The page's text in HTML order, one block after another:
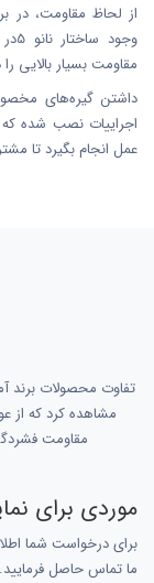
از لحاظ مقاومت، در
مقاومت بسیار بالایی را
داشتن گیره‌های
اجراییات نصب شده
عمل انجام بگیرد تا
تفاوت محصولات برند
مشاهده کرد که از
مقاومت
موردی برای
برای درخواست شما
ما تماس حاصل فرمایید.